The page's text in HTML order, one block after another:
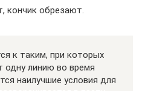
кончик обрезают.
к таким, при которых
одну линию во время
наилучшие условия для